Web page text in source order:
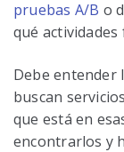
pruebas A/B o
qué
Debe entender
buscan
que está en
encontrarlos y